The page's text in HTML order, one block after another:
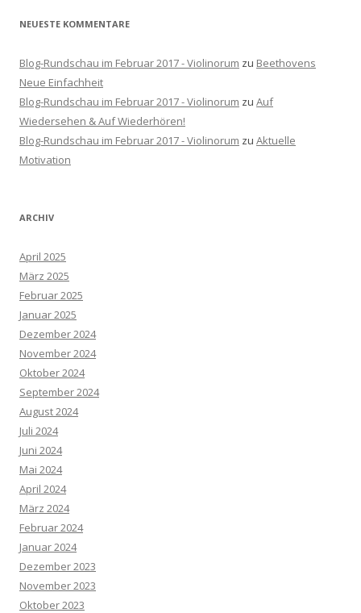
NEUESTE KOMMENTARE
Blog-Rundschau im Februar 2017 - Violinorum zu Beethovens
Neue Einfachheit
Blog-Rundschau im Februar 2017 - Violinorum zu Auf
Wiedersehen & Auf Wiederhören!
Blog-Rundschau im Februar 2017 - Violinorum zu Aktuelle
Motivation
ARCHIV
April 2025
März 2025
Februar 2025
Januar 2025
Dezember 2024
November 2024
Oktober 2024
September 2024
August 2024
Juli 2024
Juni 2024
Mai 2024
April 2024
März 2024
Februar 2024
Januar 2024
Dezember 2023
November 2023
Oktober 2023